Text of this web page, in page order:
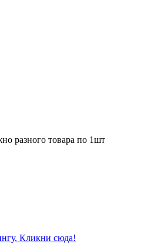
разного товара по 1шт
Кликни сюда!